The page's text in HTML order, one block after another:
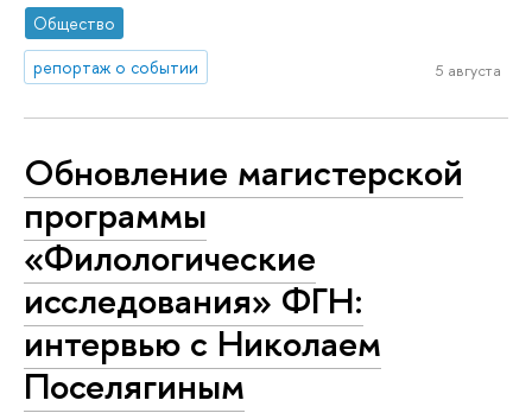
Общество
репортаж о событии
5 августа
Обновление магистерской
программы
«Филологические
исследования» ФГН:
интервью с Николаем
Поселягиным